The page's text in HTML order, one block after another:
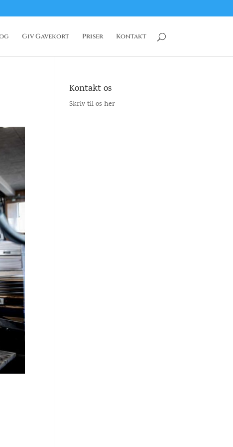
Giv Gavekort Priser Kontakt
Kontakt os
Skriv til os her